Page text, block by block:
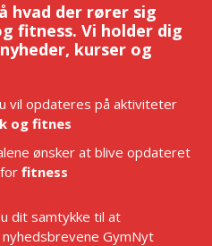
hvad der rører sig
fitness. Vi holder dig
kurser og
vil opdateres på aktiviteter
og fitnes
ønsker at blive opdateret
fitness
dit samtykke til at
GymNyt